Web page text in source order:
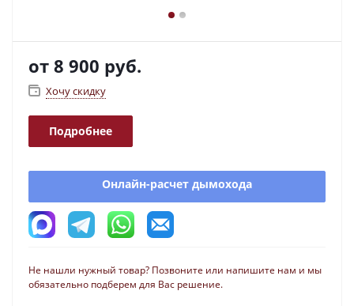
от 8 900 руб.
Хочу скидку
Подробнее
Онлайн-расчет дымохода
Не нашли нужный товар? Позвоните или напишите нам и мы
обязательно подберем для Вас решение.